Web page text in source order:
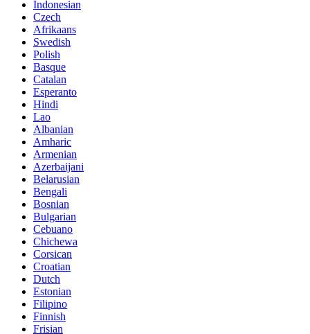
Indonesian
Czech
Afrikaans
Swedish
Polish
Basque
Catalan
Esperanto
Hindi
Lao
Albanian
Amharic
Armenian
Azerbaijani
Belarusian
Bengali
Bosnian
Bulgarian
Cebuano
Chichewa
Corsican
Croatian
Dutch
Estonian
Filipino
Finnish
Frisian